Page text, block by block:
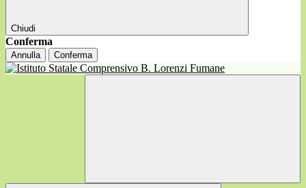
Chiudi
Conferma
Annulla Conferma